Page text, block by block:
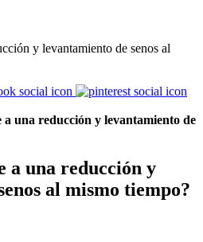
y levantamiento de senos al
a una reducción y levantamiento de
a una reducción y
al mismo tiempo?